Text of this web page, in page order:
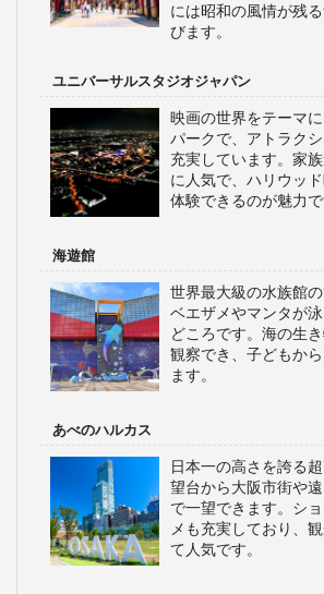
には昭和の風情が残
びます。
ユニバーサルスタジオジャパン
映画の世界をテーマ
パークで、アトラク
充実しています。家
に人気で、ハリウッ
体験できるのが魅力で
海遊館
世界最大級の水族館
ベエザメやマンタが
どころです。海の生
観察でき、子どもか
ます。
あべのハルカス
日本一の高さを誇る
望台から大阪市街や
で一望できます。シ
メも充実しており、
て人気です。